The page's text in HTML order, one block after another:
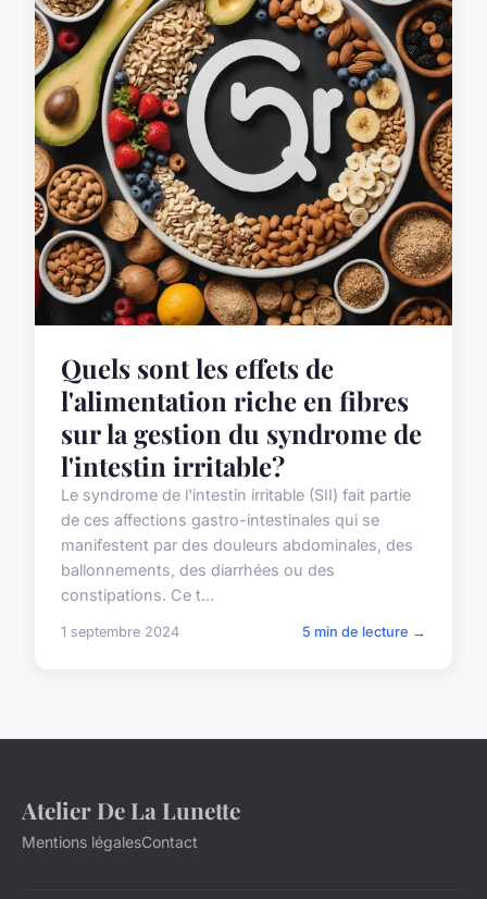
Quels sont les effets de
l'alimentation riche en fibres
sur la gestion du syndrome de
l'intestin irritable?
Le syndrome de l'intestin irritable (SII) fait partie
de ces affections gastro-intestinales qui se
manifestent par des douleurs abdominales, des
ballonnements, des diarrhées ou des
constipations. Ce t...
1 septembre 2024 5 min de lecture →
Atelier De La Lunette
Mentions légalesContact